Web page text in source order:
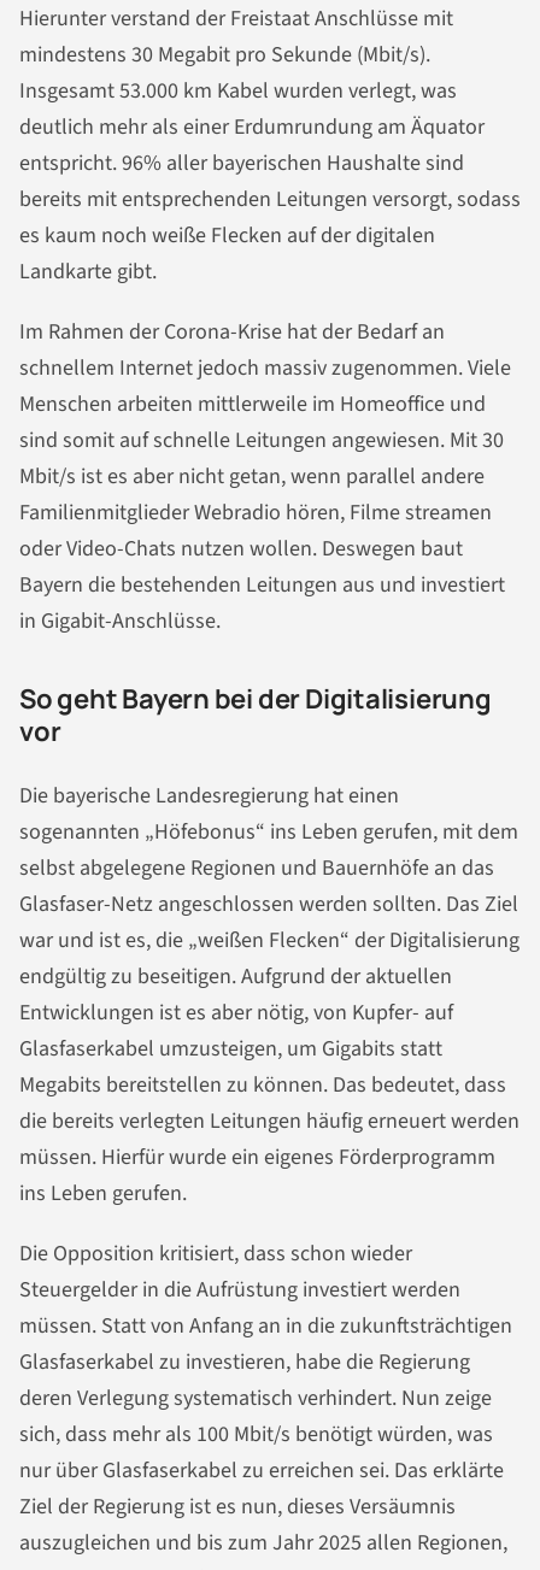
Hierunter verstand der Freistaat Anschlüsse mit
mindestens 30 Megabit pro Sekunde (Mbit/s).
Insgesamt 53.000 km Kabel wurden verlegt, was
deutlich mehr als einer Erdumrundung am Äquator
entspricht. 96% aller bayerischen Haushalte sind
bereits mit entsprechenden Leitungen versorgt, sodass
es kaum noch weiße Flecken auf der digitalen
Landkarte gibt.
Im Rahmen der Corona-Krise hat der Bedarf an
schnellem Internet jedoch massiv zugenommen. Viele
Menschen arbeiten mittlerweile im Homeoffice und
sind somit auf schnelle Leitungen angewiesen. Mit 30
Mbit/s ist es aber nicht getan, wenn parallel andere
Familienmitglieder Webradio hören, Filme streamen
oder Video-Chats nutzen wollen. Deswegen baut
Bayern die bestehenden Leitungen aus und investiert
in Gigabit-Anschlüsse.
So geht Bayern bei der Digitalisierung
vor
Die bayerische Landesregierung hat einen
sogenannten „Höfebonus“ ins Leben gerufen, mit dem
selbst abgelegene Regionen und Bauernhöfe an das
Glasfaser-Netz angeschlossen werden sollten. Das Ziel
war und ist es, die „weißen Flecken“ der Digitalisierung
endgültig zu beseitigen. Aufgrund der aktuellen
Entwicklungen ist es aber nötig, von Kupfer- auf
Glasfaserkabel umzusteigen, um Gigabits statt
Megabits bereitstellen zu können. Das bedeutet, dass
die bereits verlegten Leitungen häufig erneuert werden
müssen. Hierfür wurde ein eigenes Förderprogramm
ins Leben gerufen.
Die Opposition kritisiert, dass schon wieder
Steuergelder in die Aufrüstung investiert werden
müssen. Statt von Anfang an in die zukunftsträchtigen
Glasfaserkabel zu investieren, habe die Regierung
deren Verlegung systematisch verhindert. Nun zeige
sich, dass mehr als 100 Mbit/s benötigt würden, was
nur über Glasfaserkabel zu erreichen sei. Das erklärte
Ziel der Regierung ist es nun, dieses Versäumnis
auszugleichen und bis zum Jahr 2025 allen Regionen,